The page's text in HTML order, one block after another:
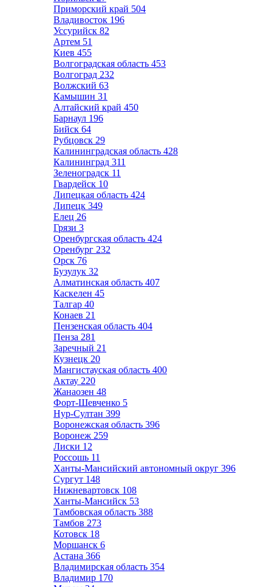
Приморский край 504
Владивосток 196
Уссурийск 82
Артем 51
Киев 455
Волгоградская область 453
Волгоград 232
Волжский 63
Камышин 31
Алтайский край 450
Барнаул 196
Бийск 64
Рубцовск 29
Калининградская область 428
Калининград 311
Зеленоградск 11
Гвардейск 10
Липецкая область 424
Липецк 349
Елец 26
Грязи 3
Оренбургская область 424
Оренбург 232
Орск 76
Бузулук 32
Алматинская область 407
Каскелен 45
Талгар 40
Конаев 21
Пензенская область 404
Пенза 281
Заречный 21
Кузнецк 20
Мангистауская область 400
Актау 220
Жанаозен 48
Форт-Шевченко 5
Нур-Султан 399
Воронежская область 396
Воронеж 259
Лиски 12
Россошь 11
Ханты-Мансийский автономный округ 396
Сургут 148
Нижневартовск 108
Ханты-Мансийск 53
Тамбовская область 388
Тамбов 273
Котовск 18
Моршанск 6
Астана 366
Владимирская область 354
Владимир 170